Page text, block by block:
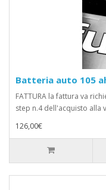
Batteria auto 105
FATTURA la fattura va
step n.4 dell'acquisto alla
126,00€